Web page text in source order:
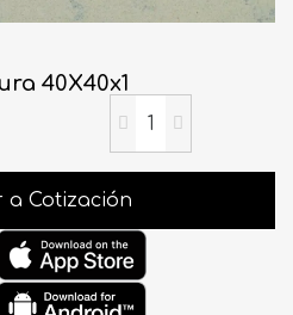
40X40x1
a Cotización